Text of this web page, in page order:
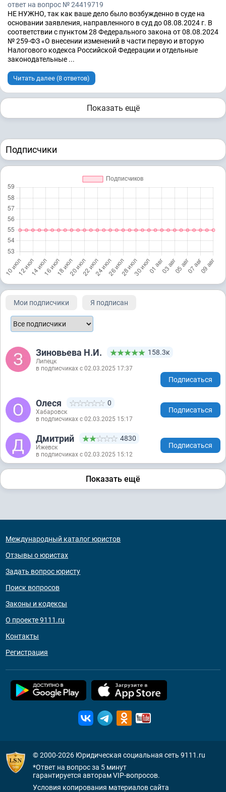
ответ на вопрос № 24419719
НЕ НУЖНО, так как ваше дело было возбужденно в суде на
основании заявления, направленного в суд до 08.08.2024 г. В
соответствии с пунктом 28 Федерального закона от 08.08.2024
№ 259-ФЗ «О внесении изменений в части первую и вторую
Налогового кодекса Российской Федерации и отдельные
законодательные ...
Читать далее (8 ответов)
Показать ещё
Подписчики
Мои подписчики Я подписан
Зиновьева Н.И. 158.3к
Липецк
в подписчиках с 02.03.2025 17:37
Подписаться
Олеся 0
Хабаровск
в подписчиках с 02.03.2025 15:17
Подписаться
Дмитрий 4830
Ижевск
в подписчиках с 02.03.2025 15:12
Подписаться
Показать ещё
Международный каталог юристов
Отзывы о юристах
Задать вопрос юристу
Поиск вопросов
Законы и кодексы
О проекте 9111.ru
Контакты
Регистрация
© 2000-2026 Юридическая социальная сеть 9111.ru
*Ответ на вопрос за 5 минут
гарантируется авторам VIP-вопросов.
Условия копирования материалов сайта